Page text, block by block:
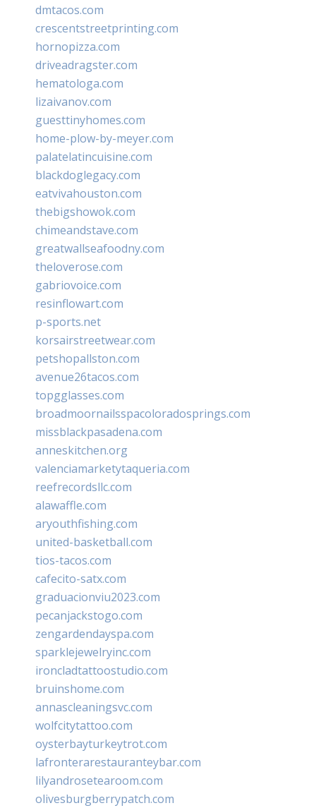
dmtacos.com
crescentstreetprinting.com
hornopizza.com
driveadragster.com
hematologa.com
lizaivanov.com
guesttinyhomes.com
home-plow-by-meyer.com
palatelatincuisine.com
blackdoglegacy.com
eatvivahouston.com
thebigshowok.com
chimeandstave.com
greatwallseafoodny.com
theloverose.com
gabriovoice.com
resinflowart.com
p-sports.net
korsairstreetwear.com
petshopallston.com
avenue26tacos.com
topgglasses.com
broadmoornailsspacoloradosprings.com
missblackpasadena.com
anneskitchen.org
valenciamarketytaqueria.com
reefrecordsllc.com
alawaffle.com
aryouthfishing.com
united-basketball.com
tios-tacos.com
cafecito-satx.com
graduacionviu2023.com
pecanjackstogo.com
zengardendayspa.com
sparklejewelryinc.com
ironcladtattoostudio.com
bruinshome.com
annascleaningsvc.com
wolfcitytattoo.com
oysterbayturkeytrot.com
lafronterarestauranteybar.com
lilyandrosetearoom.com
olivesburgberrypatch.com